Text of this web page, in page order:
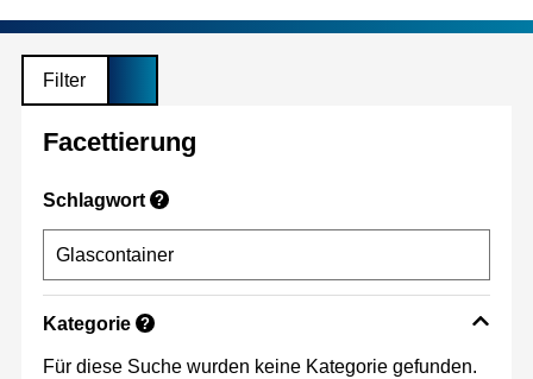
Filter
Facettierung
Schlagwort ?
Kategorie ?
Für diese Suche wurden keine Kategorie gefunden.